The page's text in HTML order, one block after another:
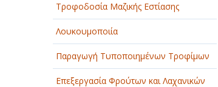
Τροφοδοσία Μαζικής Εστίασης
Λουκουμοποιία
Παραγωγή Τυποποιημένων Τροφίμων
Επεξεργασία Φρούτων και Λαχανικών